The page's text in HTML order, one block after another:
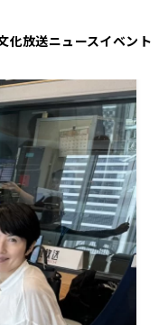
化放送ニュースイベント